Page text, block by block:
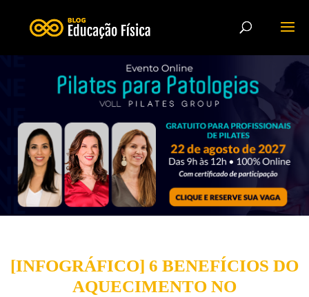
[INFOGRÁFICO] 6 BENEFÍCIOS DO
AQUECIMENTO NO